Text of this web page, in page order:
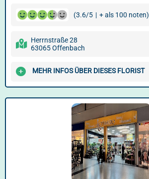
(3.6/5 | + als 100 noten)
Herrnstraße 28
63065 Offenbach
MEHR INFOS ÜBER DIESES FLORIST